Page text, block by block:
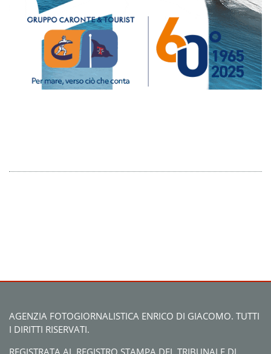
AGENZIA FOTOGIORNALISTICA ENRICO DI GIACOMO. TUTTI
I DIRITTI RISERVATI.